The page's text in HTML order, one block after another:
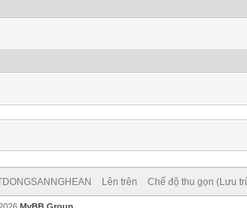
Lên trên Chế độ thu gọn (Lưu